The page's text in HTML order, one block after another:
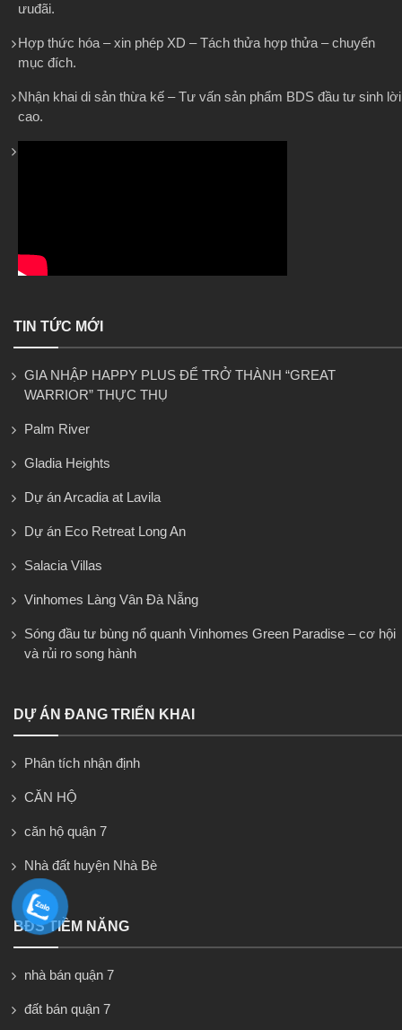
ưuđãi.
Hợp thức hóa – xin phép XD – Tách thửa hợp thửa – chuyển
mục đích.
Nhận khai di sản thừa kế – Tư vấn sản phẩm BDS đầu tư sinh lời
cao.
TIN TỨC MỚI
GIA NHẬP HAPPY PLUS ĐỂ TRỞ THÀNH “GREAT
WARRIOR” THỰC THỤ
Palm River
Gladia Heights
Dự án Arcadia at Lavila
Dự án Eco Retreat Long An
Salacia Villas
Vinhomes Làng Vân Đà Nẵng
Sóng đầu tư bùng nổ quanh Vinhomes Green Paradise – cơ hội
và rủi ro song hành
DỰ ÁN ĐANG TRIỂN KHAI
Phân tích nhận định
CĂN HỘ
căn hộ quận 7
Nhà đất huyện Nhà Bè
BĐS TIỀM NĂNG
nhà bán quận 7
đất bán quận 7